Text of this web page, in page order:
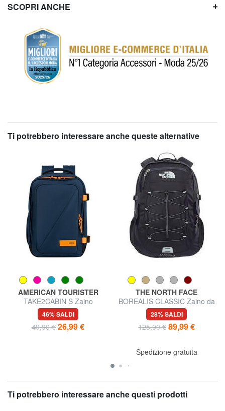
SCOPRI ANCHE
Ti potrebbero interessare anche queste alternative
AMERICAN TOURISTER
TAKE2CABIN S Zaino
underseater ok Ryanair
46% SALDI
49,90 € 26,99 €
THE NORTH FACE
BOREALIS CLASSIC Zaino da
29 L
28% SALDI
125,00 € 89,99 €
Spedizione gratuita
Ti potrebbero interessare anche questi prodotti